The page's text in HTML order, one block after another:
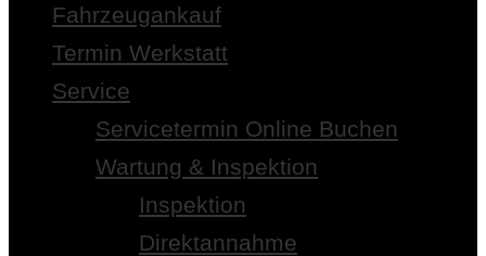
Fahrzeugankauf
Termin Werkstatt
Service
Servicetermin Online Buchen
Wartung & Inspektion
Inspektion
Direktannahme